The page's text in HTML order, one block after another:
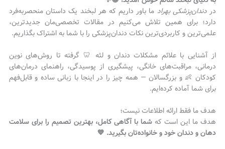
دردندان‌پزشکی بهراد ما باور داریم که هر لبخند یک داستان منحصر‌به‌فرد
دارد؛ برای همین تلاش می‌کنیم در مقالات تخصصی‌مان جدیدترین،
علمی‌ترین و کاربردی‌ترین نکات دندان‌پزشکی را با شما به اشتراک بگذاریم.
از آشنایی با علائم مشکلات دندان و لثه 🦷 گرفته تا روش‌های نوین
درمانی، مراقبت‌های خانگی، پیشگیری از پوسیدگی، راهنمای درمان‌های
کودکان 👶 و بزرگسالان — همه چیز را در اینجا با زبانی ساده و قابل‌فهم
برای شما آماده کرده‌ایم.
هدف ما فقط ارائه اطلاعات نیست؛
هدف ما این است که شما با آگاهی کامل، بهترین تصمیم را برای سلامت
دهان و دندان خود و خانواده‌تان بگیرید. 💙